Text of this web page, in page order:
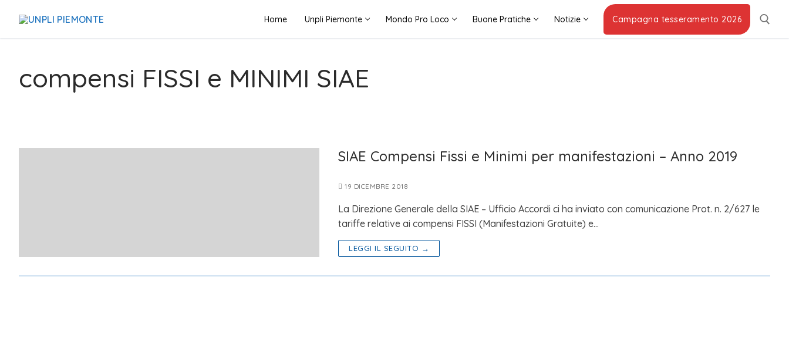
Home Unpli Piemonte Mondo Pro Loco Buone Pratiche Notizie Campagna tesseramento 2026
compensi FISSI e MINIMI SIAE
SIAE Compensi Fissi e Minimi per manifestazioni – Anno 2019
19 DICEMBRE 2018
La Direzione Generale della SIAE – Ufficio Accordi ci ha inviato con comunicazione Prot. n. 2/627 le
tariffe relative ai compensi FISSI (Manifestazioni Gratuite) e…
LEGGI IL SEGUITO →